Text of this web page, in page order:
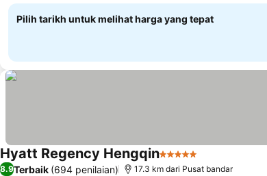
Pilih tarikh untuk melihat harga yang tepat
Hyatt Regency Hengqin5 Bintang
8.9Terbaik (694 penilaian) 17.3 km dari Pusat bandar